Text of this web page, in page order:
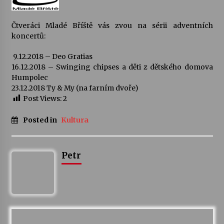
Votavžatský ploty
Letní koncerty ve Stromovce: Rufus Miller
17. 7. 2026
Ozvěny prázdnin
odkaz Josefa Čapka
Čtveráci Mladé Bříště vás zvou na sérii adventních
koncertů:
9.12.2018 – Deo Gratias
16.12.2018 – Swinging chipses a děti z dětského domova
Humpolec
23.12.2018 Ty & My (na farním dvoře)
Post Views:2
Posted in Kultura
Petr